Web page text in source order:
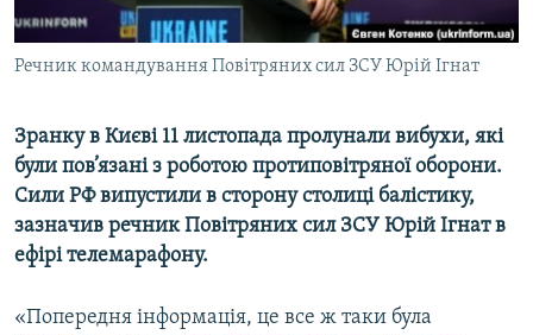
УКРАЇНСЬКА ПРОБЛЕМА КРИМУ
ІНФОГРАФІКА
ДОЛУЧАЙСЯ!
Усі сайти RFE/RL
Речник командування Повітряних сил ЗСУ Юрій Ігнат
Зранку в Києві 11 листопада пролунали вибухи, які
були пов’язані з роботою протиповітряної оборони.
Сили РФ випустили в сторону столиці балістику,
зазначив речник Повітряних сил ЗСУ Юрій Ігнат в
ефірі телемарафону.
«Попередня інформація, це все ж таки була